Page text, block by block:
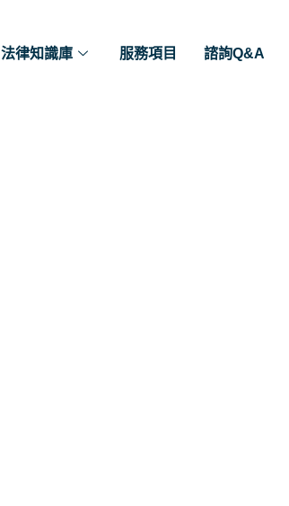
法律知識庫 服務項目 諮詢Q&A